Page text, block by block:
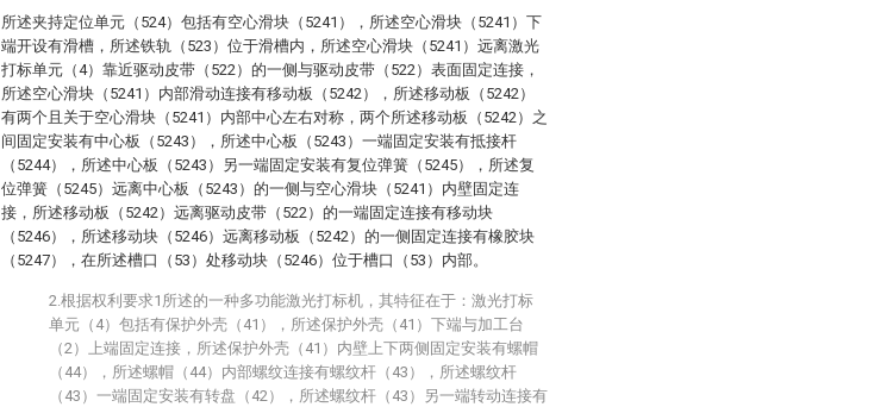
所述夹持定位单元（524）包括有空心滑块（5241），所述空心滑块（5241）下
端开设有滑槽，所述铁轨（523）位于滑槽内，所述空心滑块（5241）远离激光
打标单元（4）靠近驱动皮带（522）的一侧与驱动皮带（522）表面固定连接，
所述空心滑块（5241）内部滑动连接有移动板（5242），所述移动板（5242）
有两个且关于空心滑块（5241）内部中心左右对称，两个所述移动板（5242）之
间固定安装有中心板（5243），所述中心板（5243）一端固定安装有抵接杆
（5244），所述中心板（5243）另一端固定安装有复位弹簧（5245），所述复
位弹簧（5245）远离中心板（5243）的一侧与空心滑块（5241）内壁固定连
接，所述移动板（5242）远离驱动皮带（522）的一端固定连接有移动块
（5246），所述移动块（5246）远离移动板（5242）的一侧固定连接有橡胶块
（5247），在所述槽口（53）处移动块（5246）位于槽口（53）内部。
2.根据权利要求1所述的一种多功能激光打标机，其特征在于：激光打标
单元（4）包括有保护外壳（41），所述保护外壳（41）下端与加工台
（2）上端固定连接，所述保护外壳（41）内壁上下两侧固定安装有螺帽
（44），所述螺帽（44）内部螺纹连接有螺纹杆（43），所述螺纹杆
（43）一端固定安装有转盘（42），所述螺纹杆（43）另一端转动连接有